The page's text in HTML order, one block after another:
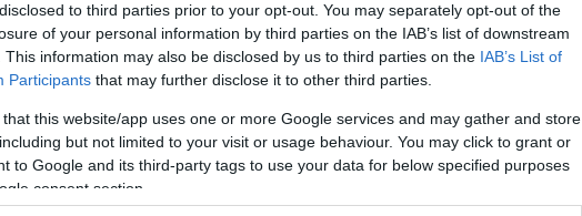
to third parties prior to your opt-out. You may separately opt-out of the
of your personal information by third parties on the IAB’s list of downstream
This information may also be disclosed by us to third parties on the IAB’s List of
Participants that may further disclose it to other third parties.
that this website/app uses one or more Google services and may gather and store
but not limited to your visit or usage behaviour. You may click to grant or
to Google and its third-party tags to use your data for below specified purposes
consent section.
2026. június 22.írta:Lélekszerelő, MAGYART
Szervusz! - Válaszlevél
egy kedves ismerősnek,
pár felvetett kérdésére
Egy gondolatsor, még a választások
előtti időből. Akkor miért teszem fel?
HTML